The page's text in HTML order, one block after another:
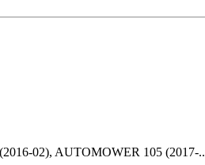
02), AUTOMOWER 105 (2017-..